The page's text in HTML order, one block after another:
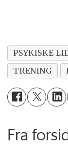
PSYKISKE
TRENING
Fra